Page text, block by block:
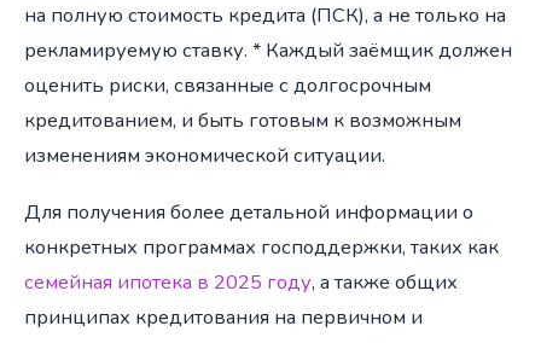
на полную стоимость кредита (ПСК), а не только на
рекламируемую ставку. * Каждый заёмщик должен
оценить риски, связанные с долгосрочным
кредитованием, и быть готовым к возможным
изменениям экономической ситуации.
Для получения более детальной информации о
конкретных программах господдержки, таких как
семейная ипотека в 2025 году, а также общих
принципах кредитования на первичном и